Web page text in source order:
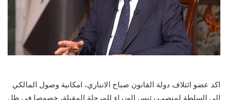
اكد عضو ائتلاف دولة القانون صباح الانباري، امكانية وصول المالكي
الى السلطة لمنصب رئيس الوزراء للمرحلة المقبلة، خصوصا في ظل